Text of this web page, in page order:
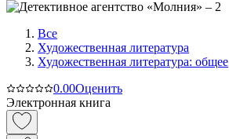
Все
Художественная литература
Художественная литература: общее
0.00Оценить
Электронная книга